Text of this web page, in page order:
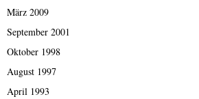
März 2009
September 2001
Oktober 1998
August 1997
April 1993